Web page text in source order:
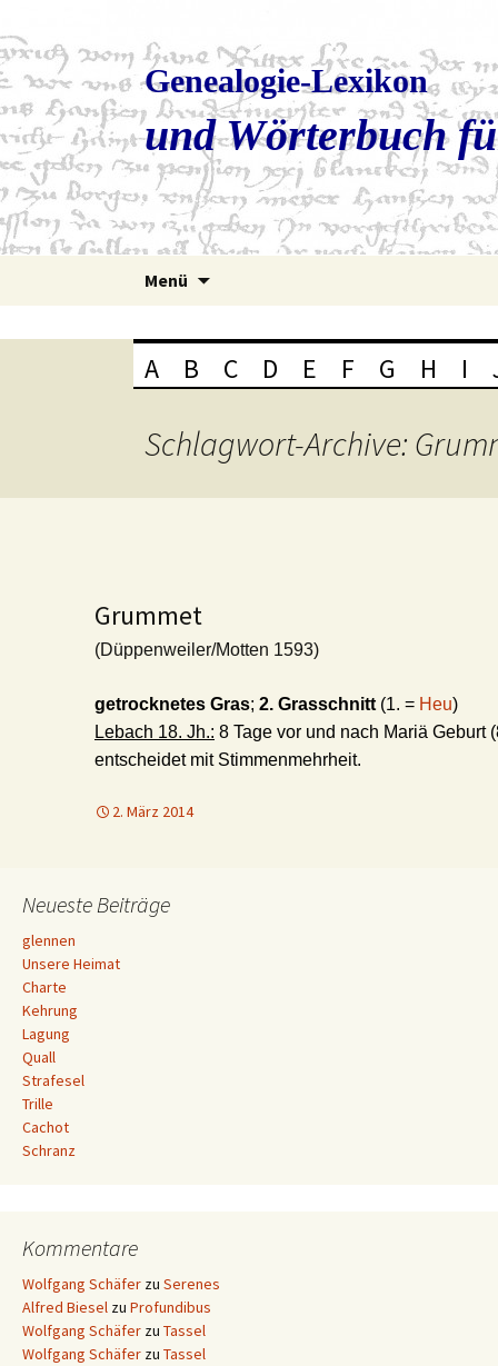
Genealogie-Lexikon
und Wörterbuch
Menü
A B C D E F G H I
Schlagwort-Archive:
Grummet
(Düppenweiler/Motten 1593)
getrocknetes Gras; 2. Grasschnitt (1. = Heu)
Lebach 18. Jh.: 8 Tage vor und nach Mariä Geburt
entscheidet mit Stimmenmehrheit.
2. März 2014
Neueste Beiträge
glennen
Unsere Heimat
Charte
Kehrung
Lagung
Quall
Strafesel
Trille
Cachot
Schranz
Kommentare
Wolfgang Schäfer zu Serenes
Alfred Biesel zu Profundibus
Wolfgang Schäfer zu Tassel
Wolfgang Schäfer zu Tassel